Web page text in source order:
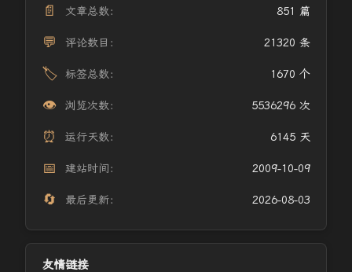
📄 文章总数： 851 篇
💬 评论数目： 21320 条
🏷️ 标签总数： 1670 个
👁️ 浏览次数： 5536296 次
⏰ 运行天数： 6145 天
📅 建站时间： 2009-10-09
🔄 最后更新： 2026-08-03
友情链接